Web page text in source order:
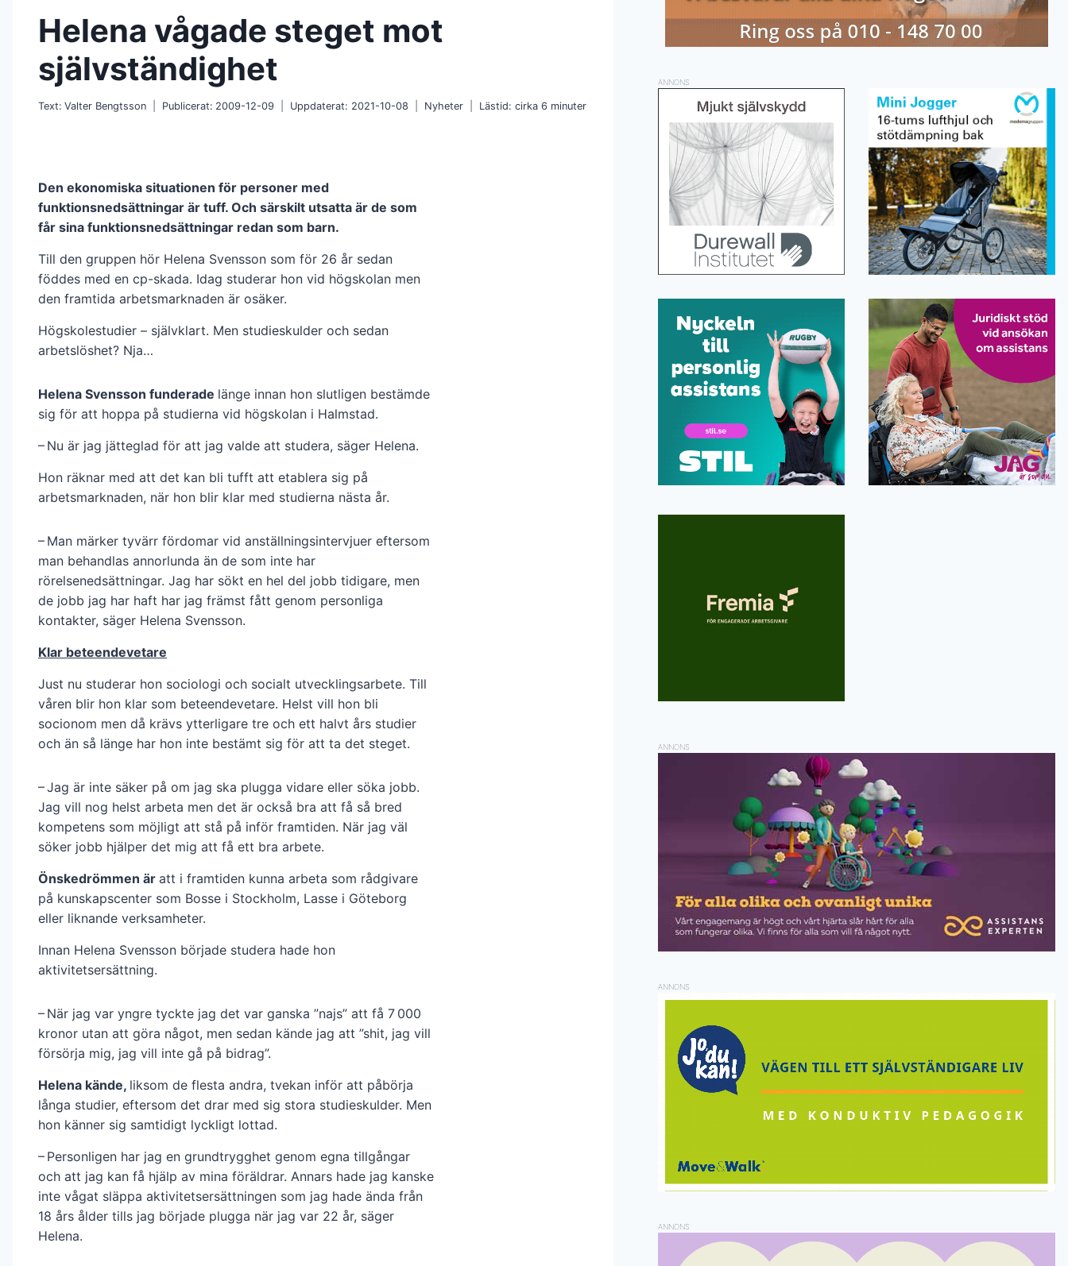
Helena vågade steget mot
självständighet
Text: Valter Bengtsson Publicerat: 2009-12-09 Uppdaterat: 2021-10-08 Nyheter Lästid: cirka 6 minuter
Den ekonomiska situationen för personer med
funktionsnedsättningar är tuff. Och särskilt utsatta är de som
får sina funktionsnedsättningar redan som barn.
Till den gruppen hör Helena Svensson som för 26 år sedan
föddes med en cp-skada. Idag studerar hon vid högskolan men
den framtida arbetsmarknaden är osäker.
Högskolestudier – självklart. Men studieskulder och sedan
arbetslöshet? Nja…
Helena Svensson funderade länge innan hon slutligen bestämde
sig för att hoppa på studierna vid högskolan i Halmstad.
– Nu är jag jätteglad för att jag valde att studera, säger Helena.
Hon räknar med att det kan bli tufft att etablera sig på
arbetsmarknaden, när hon blir klar med studierna nästa år.
– Man märker tyvärr fördomar vid anställningsintervjuer eftersom
man behandlas annorlunda än de som inte har
rörelsenedsättningar. Jag har sökt en hel del jobb tidigare, men
de jobb jag har haft har jag främst fått genom personliga
kontakter, säger Helena Svensson.
Klar beteendevetare
Just nu studerar hon sociologi och socialt utvecklingsarbete. Till
våren blir hon klar som beteendevetare. Helst vill hon bli
socionom men då krävs ytterligare tre och ett halvt års studier
och än så länge har hon inte bestämt sig för att ta det steget.
– Jag är inte säker på om jag ska plugga vidare eller söka jobb.
Jag vill nog helst arbeta men det är också bra att få så bred
kompetens som möjligt att stå på inför framtiden. När jag väl
söker jobb hjälper det mig att få ett bra arbete.
Önskedrömmen är att i framtiden kunna arbeta som rådgivare
på kunskapscenter som Bosse i Stockholm, Lasse i Göteborg
eller liknande verksamheter.
Innan Helena Svensson började studera hade hon
aktivitetsersättning.
– När jag var yngre tyckte jag det var ganska ”najs” att få 7 000
kronor utan att göra något, men sedan kände jag att ”shit, jag vill
försörja mig, jag vill inte gå på bidrag”.
Helena kände, liksom de flesta andra, tvekan inför att påbörja
långa studier, eftersom det drar med sig stora studieskulder. Men
hon känner sig samtidigt lyckligt lottad.
– Personligen har jag en grundtrygghet genom egna tillgångar
och att jag kan få hjälp av mina föräldrar. Annars hade jag kanske
inte vågat släppa aktivitetsersättningen som jag hade ända från
18 års ålder tills jag började plugga när jag var 22 år, säger
Helena.
ANNONS
ANNONS
ANNONS
ANNONS